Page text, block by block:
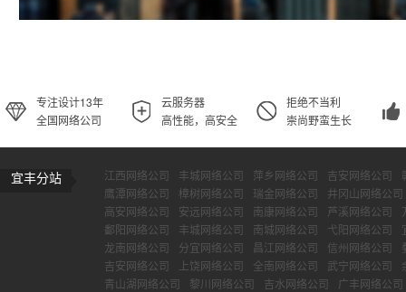
专注设计13年
全国网络公司
云服务器
高性能，高安全
拒绝不当利
崇尚野蛮生长
宜丰分站 江西网络公司 丰城网络公司 萍乡网络公司 吉安网络公司
鹰潭网络公司
樟树网络公司 瑞金网络公司
井冈山网络公司
高安网络公司
安远网络公司 南康网络公司 芦溪网络公司
鄱阳网络公司
丰城网络公司 南城网络公司 弋阳网络公司
龙南网络公司
分宜网络公司 昌江网络公司 信州网络公司
吉安网络公司
上饶网络公司 全南网络公司 武宁网络公司
青山湖网络公司
黎川网络公司 吉水网络公司
广丰网络公司